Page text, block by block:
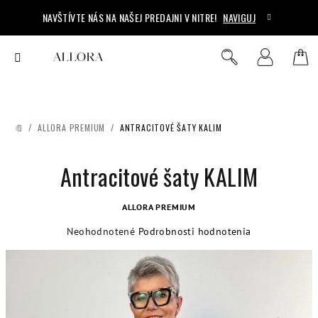
obsah
NAVŠTÍVTE NÁS NA NAŠEJ PREDAJNI V NITRE! NAVIGUJ
DOMOV
/ ALLORA PREMIUM / ANTRACITOVÉ ŠATY KALIM
Antracitové šaty KALIM
ALLORA PREMIUM
Priemerné
Neohodnotené Podrobnosti hodnotenia